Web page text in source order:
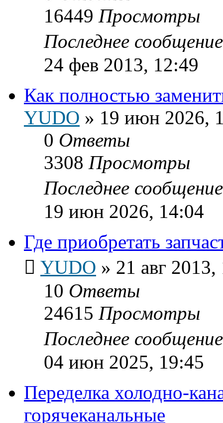
16449 Просмотры
Последнее
24 фев 2013, 12:49
Как полностью
YUDO » 19 июн 2026,
0 Ответы
3308 Просмотры
Последнее
19 июн 2026, 14:04
Где приобретать
YUDO » 21 авг 2013,
10 Ответы
24615 Просмотры
Последнее
04 июн 2025, 19:45
Переделка холодно-
горячеканальные